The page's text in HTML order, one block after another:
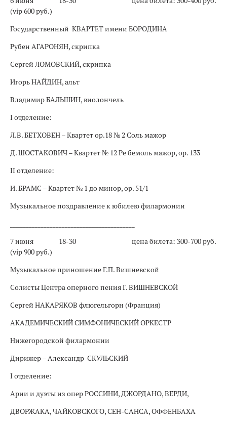
(vip 600 руб.)
Государственный КВАРТЕТ имени БОРОДИНА
Рубен АГАРОНЯН, скрипка
Сергей ЛОМОВСКИЙ, скрипка
Игорь НАЙДИН, альт
Владимир БАЛЬШИН, виолончель
I отделение:
Л.В. БЕТХОВЕН – Квартет ор.18 № 2 Соль мажор
Д. ШОСТАКОВИЧ – Квартет № 12 Ре бемоль мажор, ор. 133
II отделение:
И. БРАМС – Квартет № 1 до минор, ор. 51/1
Музыкальное поздравление к юбилею филармонии
7 июня
18-30
цена билета: 300-700 руб.
(vip 900 руб.)
Музыкальное приношение Г.П. Вишневской
Солисты Центра оперного пения Г. ВИШНЕВСКОЙ
Сергей НАКАРЯКОВ флюгельгорн (Франция)
АКАДЕМИЧЕСКИЙ СИМФОНИЧЕСКИЙ ОРКЕСТР
Нижегородской филармонии
Дирижер – Александр СКУЛЬСКИЙ
I отделение:
Арии и дуэты из опер РОССИНИ, ДЖОРДАНО, ВЕРДИ,
ДВОРЖАКА, ЧАЙКОВСКОГО, СЕН-САНСА, ОФФЕНБАХА